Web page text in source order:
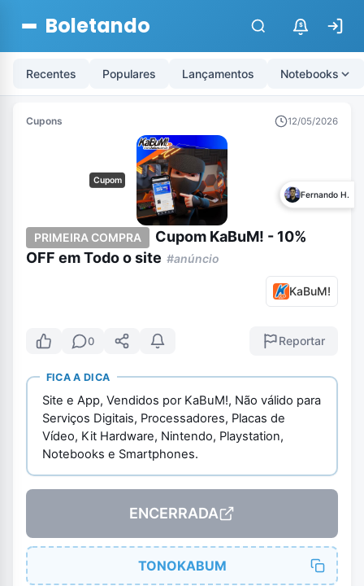
Boletando $
Recentes Populares Lançamentos Notebooks
Cupons 12/05/2026
Cupom
Fernando H.
PRIMEIRA COMPRA
Cupom KaBuM! - 10%
OFF em Todo o site #anúncio
KaBuM!
0 Reportar
FICA A DICA
Site e App, Vendidos por KaBuM!, Não válido para
Serviços Digitais, Processadores, Placas de
Vídeo, Kit Hardware, Nintendo, Playstation,
Notebooks e Smartphones.
ENCERRADA
TONOKABUM